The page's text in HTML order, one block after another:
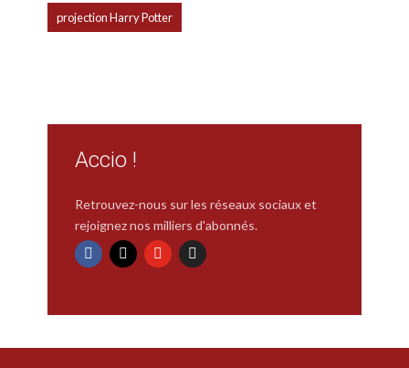
projection Harry Potter
Accio !
Retrouvez-nous sur les réseaux sociaux et
rejoignez nos milliers d'abonnés.